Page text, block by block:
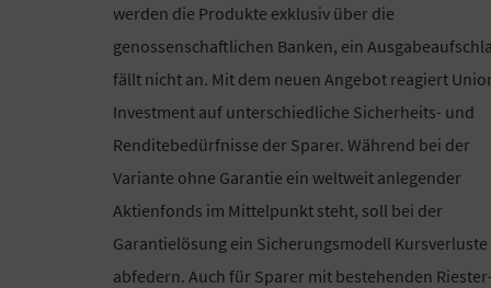
werden die Produkte exklusiv über die
genossenschaftlichen Banken, ein
fällt nicht an. Mit dem neuen Angebot reagiert
Investment auf unterschiedliche Sicherheits- und
Renditebedürfnisse der Sparer. Während bei der
Variante ohne Garantie ein weltweit anlegender
Aktienfonds im Mittelpunkt steht, soll bei der
Garantielösung ein Sicherungsmodell Kursverluste
abfedern. Auch für Sparer mit bestehenden Riester-